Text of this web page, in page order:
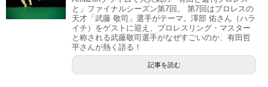
と」ファイナルシーズン第7回。 第7回はプロレスの
天才「武藤 敬司」選手がテーマ。澤部 佑さん（ハラ
イチ）をゲストに迎え、プロレスリング・マスター
と称される武藤敬司選手がなぜすごいのか、有田哲
平さんが熱く語る！
記事を読む